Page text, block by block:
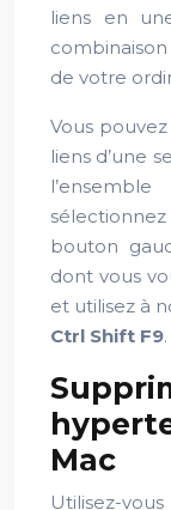
liens en
de votre
Vous
liens d’une
bouton
dont vous
et utilisez à
Ctrl Shift F9
Mac
Utilisez-